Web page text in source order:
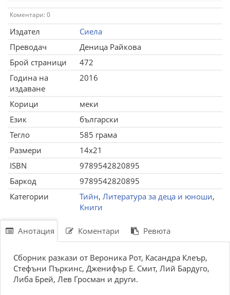
Коментари: 0
Издател
Сиела
Преводач
Деница Райкова
Брой страници
472
Година на
издаване
2016
Корици
меки
Език
български
Тегло
585 грама
Размери
14x21
ISBN
9789542820895
Баркод
9789542820895
Категории
Тийн, Литература за деца и юноши,
Книги
Анотация Коментари Ревюта
Сборник разкази от Вероника Рот, Касандра Клеър,
Стефъни Пъркинс, Дженифър Е. Смит, Лий Бардуго,
Либа Брей, Лев Гросман и други.